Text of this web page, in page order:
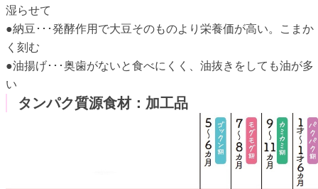
湿らせて
●納豆･･･発酵作用で大豆そのものより栄養価が高い。こまか
く刻む
●油揚げ･･･奥歯がないと食べにくく、油抜きをしても油が多
い
タンパク質源食材：加工品